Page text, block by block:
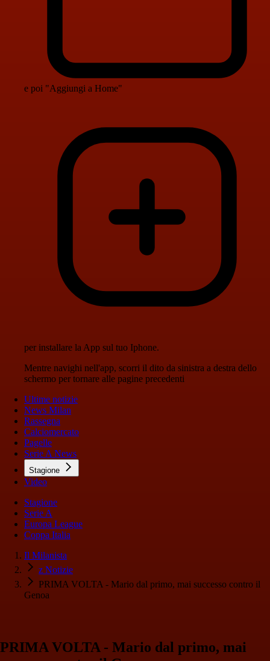
e poi "Aggiungi a Home"
per installare la App sul tuo Iphone.
Mentre navighi nell'app, scorri il dito da sinistra a destra dello
schermo per tornare alle pagine precedenti
Ultime notizie
News Milan
Rassegna
Calciomercato
Pagelle
Serie A News
Stagione
Video
Stagione
Serie A
Europa League
Coppa Italia
Il Milanista
z Notizie
PRIMA VOLTA - Mario dal primo, mai successo contro il
Genoa
PRIMA VOLTA - Mario dal primo, mai